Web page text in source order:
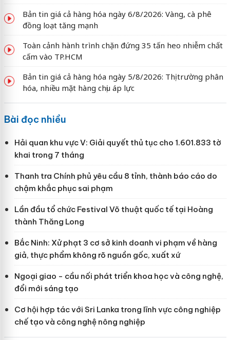
Bản tin giá cả hàng hóa ngày 6/8/2026: Vàng, cà phê
đồng loạt tăng mạnh
Toàn cảnh hành trình chặn đứng 35 tấn heo nhiễm chất
cấm vào TP.HCM
Bản tin giá cả hàng hóa ngày 5/8/2026: Thị trường phân
hóa, nhiều mặt hàng chịu áp lực
Bài đọc nhiều
Hải quan khu vực V: Giải quyết thủ tục cho 1.601.833 tờ
khai trong 7 tháng
Thanh tra Chính phủ yêu cầu 8 tỉnh, thành báo cáo do
chậm khắc phục sai phạm
Lần đầu tổ chức Festival Võ thuật quốc tế tại Hoàng
thành Thăng Long
Bắc Ninh: Xử phạt 3 cơ sở kinh doanh vi phạm về hàng
giả, thực phẩm không rõ nguồn gốc, xuất xứ
Ngoại giao - cầu nối phát triển khoa học và công nghệ,
đổi mới sáng tạo
Cơ hội hợp tác với Sri Lanka trong lĩnh vực công nghiệp
chế tạo và công nghệ nông nghiệp